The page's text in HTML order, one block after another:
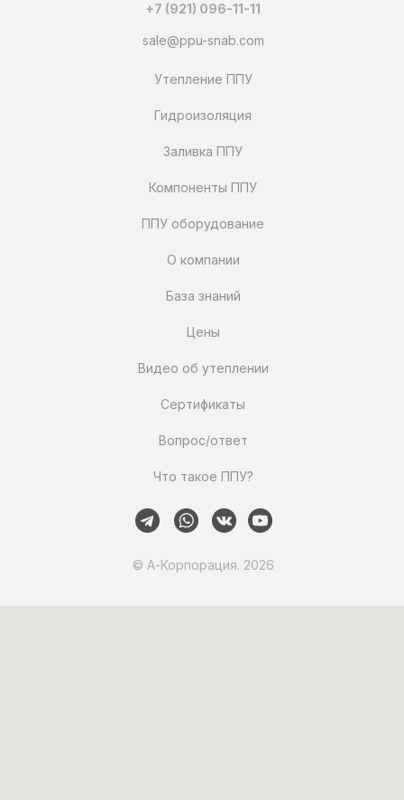
+7 (921) 096-11-11
sale@ppu-snab.com
Что такое ППУ?
Вопрос/ответ
Сертификаты
Компоненты ППУ
Заливка ППУ
Видео об утеплении
ППУ оборудование
О компании
База знаний
Цены
Гидроизоляция
Утепление ППУ
© А-Корпорация. 2026